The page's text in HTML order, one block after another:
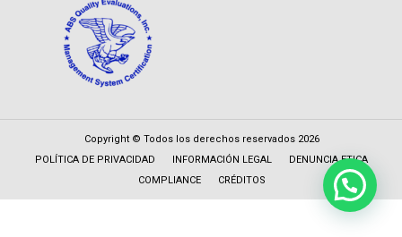
Copyright © Todos los derechos reservados 2026
POLÍTICA DE PRIVACIDAD
INFORMACIÓN LEGAL
DENUNCIA ETICA
COMPLIANCE
CRÉDITOS